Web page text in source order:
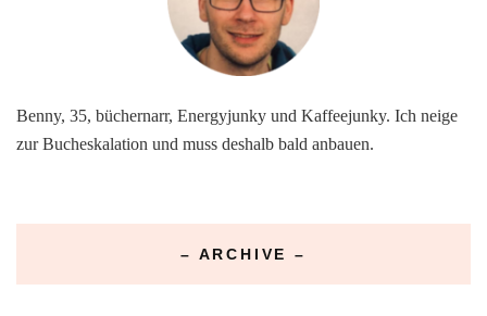
Benny, 35, büchernarr, Energyjunky und Kaffeejunky. Ich neige
zur Bucheskalation und muss deshalb bald anbauen.
– ARCHIVE –